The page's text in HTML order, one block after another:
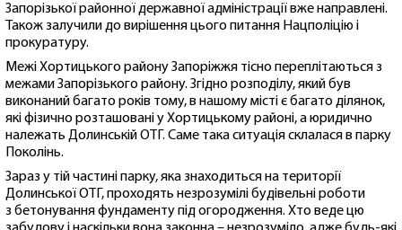
Запорізької районної державної адміністрації вже направлені.
Також залучили до вирішення цього питання Нацполіцію і
прокуратуру.
Межі Хортицького району Запоріжжя тісно переплітаються з
межами Запорізького району. Згідно розподілу, який був
виконаний багато років тому, в нашому місті є багато ділянок,
які фізично розташовані у Хортицькому районі, а юридично
належать Долинській ОТГ. Саме така ситуація склалася в парку
Поколінь.
Зараз у тій частині парку, яка знаходиться на території
Долинської ОТГ, проходять незрозумілі будівельні роботи
з бетонування фундаменту під огородження. Хто веде цю